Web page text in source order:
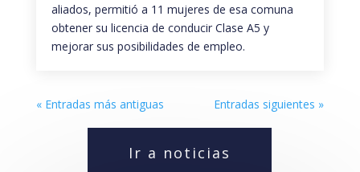
aliados, permitió a 11 mujeres de esa comuna
obtener su licencia de conducir Clase A5 y
mejorar sus posibilidades de empleo.
« Entradas más antiguas Entradas siguientes »
Ir a noticias